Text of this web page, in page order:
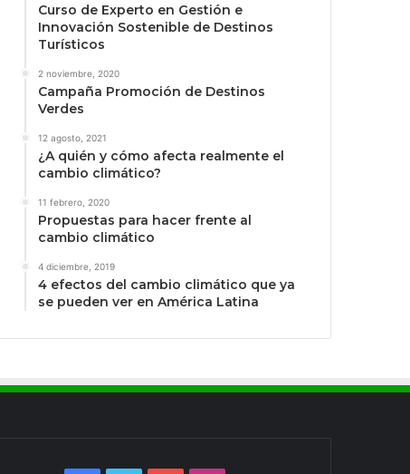
Curso de Experto en Gestión e
Innovación Sostenible de Destinos
Turísticos
2 noviembre, 2020
Campaña Promoción de Destinos
Verdes
12 agosto, 2021
¿A quién y cómo afecta realmente el
cambio climático?
11 febrero, 2020
Propuestas para hacer frente al
cambio climático
4 diciembre, 2019
4 efectos del cambio climático que ya
se pueden ver en América Latina